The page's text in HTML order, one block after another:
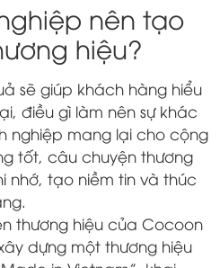
nên tạo
hiệu?
sẽ giúp khách hàng hiểu
điều gì làm nên sự khác
nghiệp mang lại cho cộng
tốt, câu chuyện thương
nhớ, tạo niềm tin và thúc
thương hiệu của Cocoon
dựng một thương hiệu